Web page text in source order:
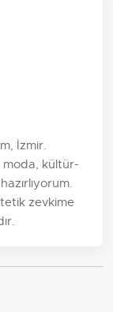
İzmir.
kültür-
zevkime